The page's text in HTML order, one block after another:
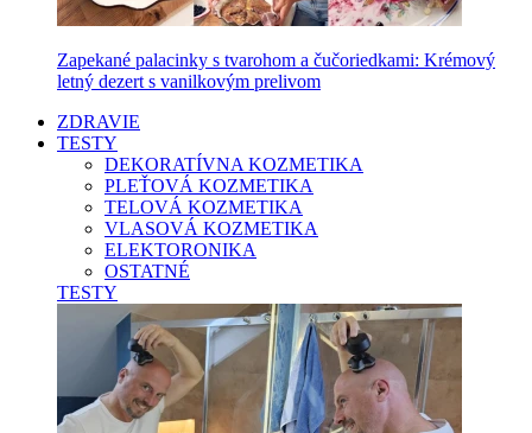
Zapekané palacinky s tvarohom a čučoriedkami: Krémový
letný dezert s vanilkovým prelivom
ZDRAVIE
TESTY
DEKORATÍVNA KOZMETIKA
PLEŤOVÁ KOZMETIKA
TELOVÁ KOZMETIKA
VLASOVÁ KOZMETIKA
ELEKTORONIKA
OSTATNÉ
TESTY